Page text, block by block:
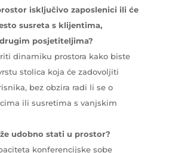
isključivo zaposlenici ili će
susreta s klijentima,
posjetiteljima?
dinamiku prostora kako biste
stolica koja će zadovoljiti
bez obzira radi li se o
ili susretima s vanjskim
udobno stati u prostor?
konferencijske sobe